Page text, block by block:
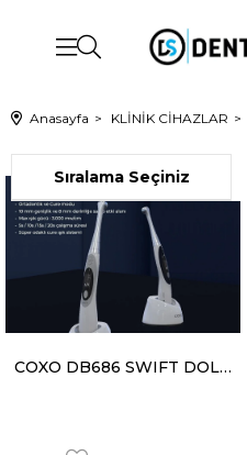
Anasayfa KLİNİK CİHAZLAR
COXO DB686 SWIFT DOLGU CİHAZI